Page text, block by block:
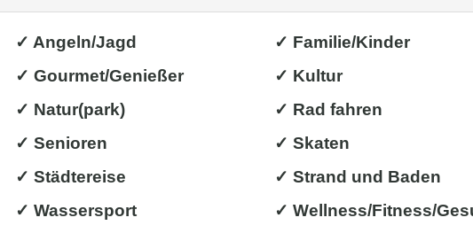
✓ Angeln/Jagd
✓ Familie/Kinder
✓ Gourmet/Genießer
✓ Kultur
✓ Natur(park)
✓ Rad fahren
✓ Senioren
✓ Skaten
✓ Städtereise
✓ Strand und Baden
✓ Wassersport ✓ Wellness/Fitness/